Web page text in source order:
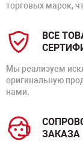
торговых марок,
ВСЕ
Мы реализуем
оригинальную
нами.
ЗАКАЗА